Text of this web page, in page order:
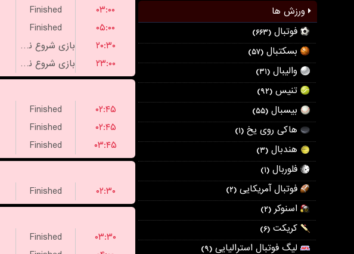
ورزش ها
فوتبال (۶۶۳)
بسکتبال (۵۷)
والیبال (۳۱)
تنیس (۹۲)
بیسبال (۵۵)
هاکی روی یخ (۱)
هندبال (۳)
فلوربال (۱)
فوتبال آمریکایی (۲)
اسنوکر (۲)
کریکت (۶)
لیگ فوتبال استرالیایی (۹)
Finished
۰۳:۰۰
Finished
۰۵:۰۰
بازی شروع نشده است
۲۰:۳۰
بازی شروع نشده است
۲۳:۰۰
Finished
۰۲:۴۵
Finished
۰۲:۴۵
Finished
۰۳:۴۵
Finished
۰۲:۳۰
Finished
۰۳:۳۰